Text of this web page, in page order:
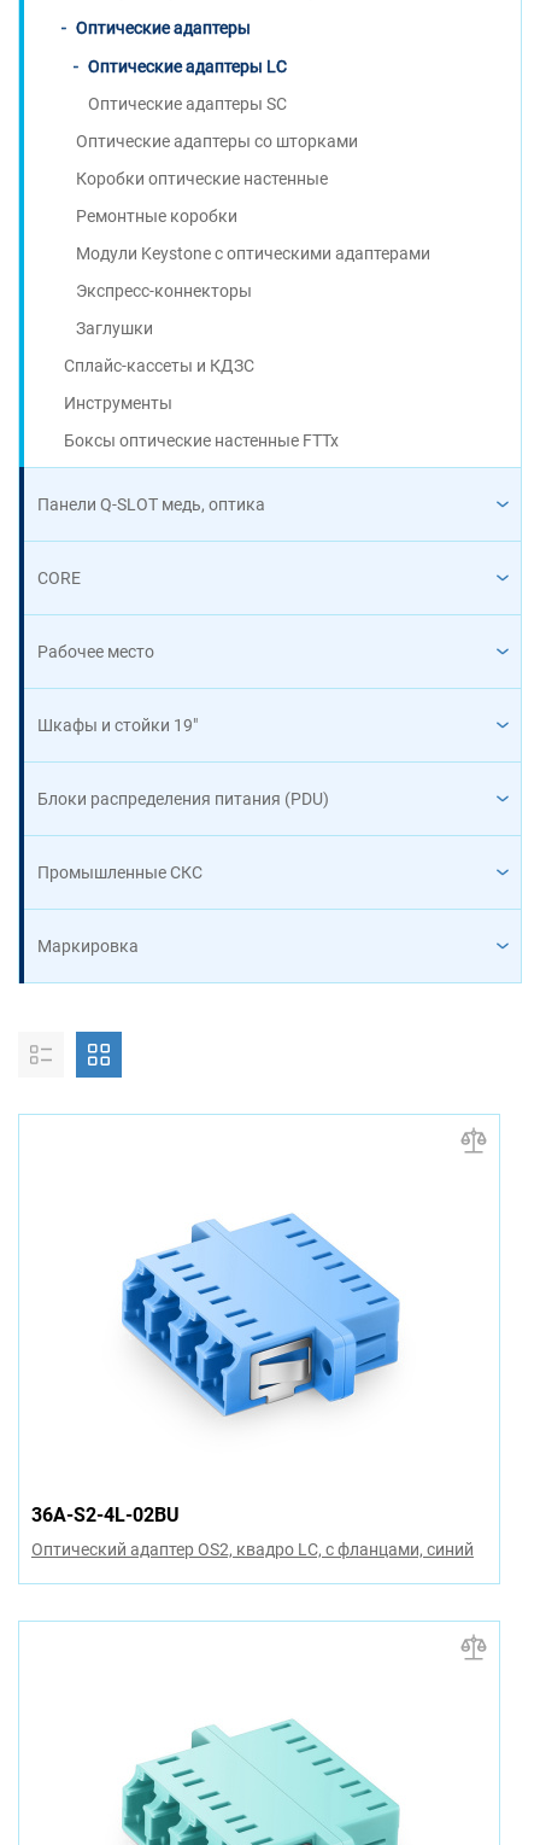
Оптические адаптеры
Оптические адаптеры LC
Оптические адаптеры SC
Оптические адаптеры со шторками
Коробки оптические настенные
Ремонтные коробки
Модули Keystone с оптическими адаптерами
Экспресс-коннекторы
Заглушки
Сплайс-кассеты и КДЗС
Инструменты
Боксы оптические настенные FTTx
Панели Q-SLOT медь, оптика
CORE
Рабочее место
Шкафы и стойки 19"
Блоки распределения питания (PDU)
Промышленные СКС
Маркировка
36A-S2-4L-02BU
Оптический адаптер OS2, квадро LC, с фланцами, синий